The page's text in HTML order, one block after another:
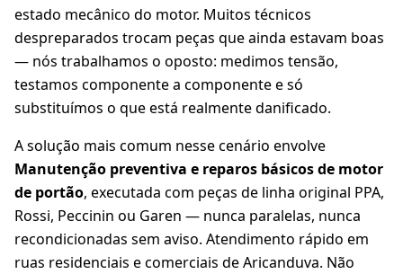
estado mecânico do motor. Muitos técnicos
despreparados trocam peças que ainda estavam boas
— nós trabalhamos o oposto: medimos tensão,
testamos componente a componente e só
substituímos o que está realmente danificado.
A solução mais comum nesse cenário envolve
Manutenção preventiva e reparos básicos de motor
de portão, executada com peças de linha original PPA,
Rossi, Peccinin ou Garen — nunca paralelas, nunca
recondicionadas sem aviso. Atendimento rápido em
ruas residenciais e comerciais de Aricanduva. Não